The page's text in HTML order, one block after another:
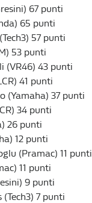
67 punti
65 punti
57 punti
53 punti
(VR46) 43 punti
41 punti
(Yamaha) 37 punti
34 punti
26 punti
12 punti
(Pramac) 11 punti
11 punti
9 punti
7 punti